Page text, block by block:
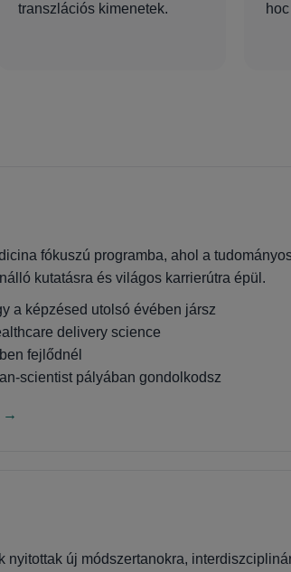
transzlációs kimenetek.
fókuszú programba, ahol a
kutatásra és világos karrierútra épül.
a képzésed utolsó évében jársz
delivery science
fejlődnél
scientist pályában gondolkodsz
→
nyitottak új módszertanokra,